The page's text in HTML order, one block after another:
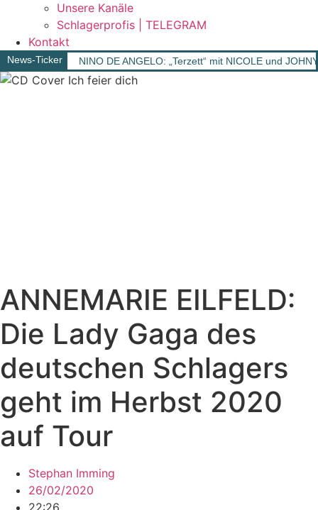
Unsere Kanäle
Schlagerprofis | TELEGRAM
Kontakt
News-Ticker NINO DE ANGELO: „Terzett“ mit NICOLE und
ANNEMARIE EILFELD:
Die Lady Gaga des
deutschen Schlagers
geht im Herbst 2020
auf Tour
Stephan Imming
26/02/2020
22:26